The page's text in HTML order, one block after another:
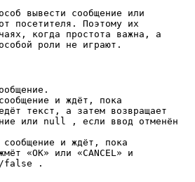
вывести сообщение или
посетителя. Поэтому их
когда простота важна, а
роли не играют.
и ждёт, пока
текст, а затем возвращает
или null , если ввод отменён
и ждёт, пока
«OK» или «CANCEL» и
false .